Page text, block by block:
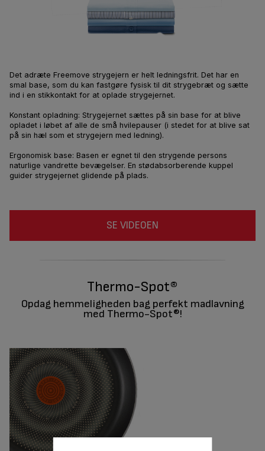
Det adræte Freemove strygejern er helt ledningsfrit. Det har en
smal base, som du kan fastgøre fysisk til dit strygebræt og sætte
ind i en stikkontakt for at oplade strygejernet.
Konstant opladning: Strygejernet sættes på sin base for at blive
opladet i løbet af alle de små hvilepauser (i stedet for at blive sat
på sin hæl som et strygejern med ledning).
Ergonomisk base: Basen er egnet til den strygende persons
naturlige vandrette bevægelser. En stødabsorberende kuppel
guider strygejernet glidende på plads.
SE VIDEOEN
Thermo-Spot®
Opdag hemmeligheden bag perfekt madlavning
med Thermo-Spot®!